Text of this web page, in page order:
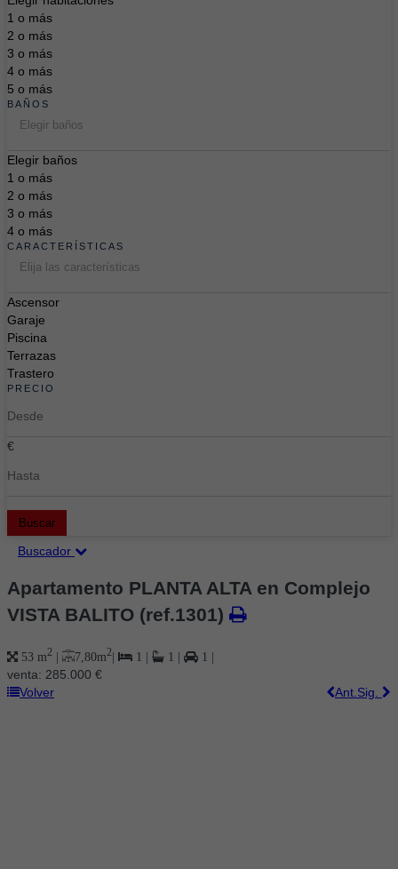
1 o más
2 o más
3 o más
4 o más
5 o más
BAÑOS
Elegir baños
Elegir baños
1 o más
2 o más
3 o más
4 o más
CARACTERÍSTICAS
Elija las características
Ascensor
Garaje
Piscina
Terrazas
Trastero
PRECIO
€
Buscar
Buscador
Apartamento PLANTA ALTA en Complejo
VISTA BALITO (ref.1301)
53 m2 | 7,80 m2| 1 | 1 | 1 |
venta: 285.000 €
Volver
Sig.
Ant.